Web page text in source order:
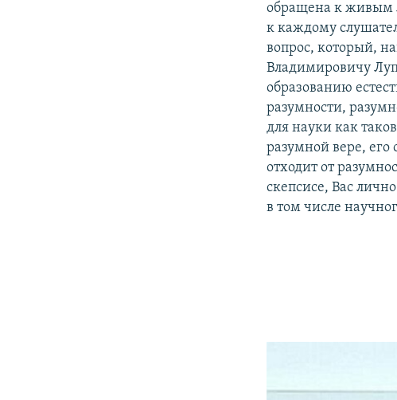
обращена к живым
к каждому
вопрос, который,
Владимировичу
образованию
разумности,
для науки как
разумной вере, его
отходит от
скепсисе, Вас
в том числе